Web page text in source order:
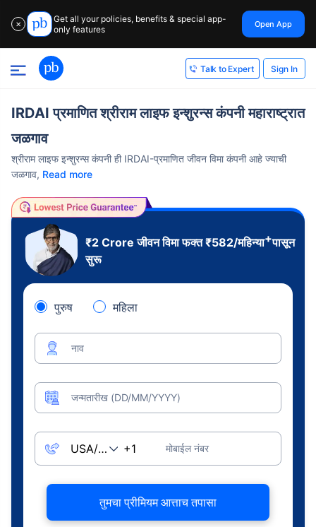
✕
Get all your policies, benefits & special app-
only features
Open App
Talk to Expert Sign In
IRDAI प्रमाणित श्रीराम लाइफ इन्शुरन्स कंपनी महाराष्ट्रात
जळगाव
श्रीराम लाइफ इन्शुरन्स कंपनी ही IRDAI-प्रमाणित जीवन विमा कंपनी आहे ज्याची
जळगाव, Read more
₹2 Croreजीवन विमा फक्त₹582/महिन्या+पासून
सुरू
पुरुष महिला
नाव
जन्मतारीख (DD/MM/YYYY)
मोबाईल नंबर
तुमचा प्रीमियम आत्ताच तपासा